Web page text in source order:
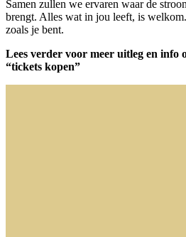
Samen zullen we ervaren waar de
brengt. Alles wat in jou leeft, is
zoals je bent.
Lees verder voor meer uitleg en info
“tickets kopen”